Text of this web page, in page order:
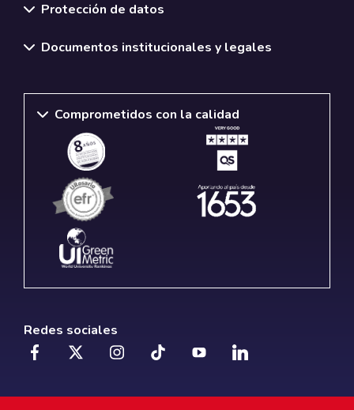
Protección de datos
Documentos institucionales y legales
Comprometidos con la calidad
Redes sociales